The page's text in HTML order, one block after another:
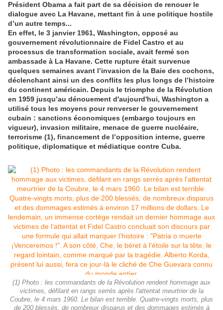
Président Obama a fait part de sa décision de renouer le
dialogue avec La Havane, mettant fin à une politique hostile
d’un autre temps...
En effet, le 3 janvier 1961, Washington, opposé au
gouvernement révolutionnaire de Fidel Castro et au
processus de transformation sociale, avait fermé son
ambassade à La Havane. Cette rupture était survenue
quelques semaines avant l’invasion de la Baie des cochons,
déclenchant ainsi un des conflits les plus longs de l’histoire
du continent américain. Depuis le triomphe de la Révolution
en 1959 jusqu’au dénouement d'aujourd'hui, Washington a
utilisé tous les moyens pour renverser le gouvernement
cubain : sanctions économiques (embargo toujours en
vigueur), invasion militaire, menace de guerre nucléaire,
terrorisme (1), financement de l’opposition interne, guerre
politique, diplomatique et médiatique contre Cuba.
(1) Photo : les commandants de la Révolution rendent hommage aux
victimes, défilant en rangs serrés après l'attentat meurtrier de la
Coubre, le 4 mars 1960. Le bilan est terrible. Quatre-vingts morts, plus
de 200 blessés, de nombreux disparus et des dommages estimés à